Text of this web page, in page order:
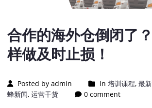
合作的海外仓倒闭了
样做及时止损！
Posted by admin In 培训课程, 最
蜂新闻, 运营干货 0 comment